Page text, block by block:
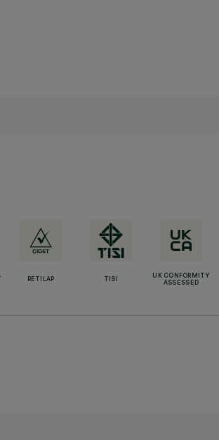
RETILAP TISI
UK CONFORMITY
ASSESSED